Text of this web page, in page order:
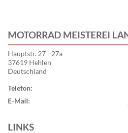
MOTORRAD MEISTEREI
Hauptstr. 27 - 27a
37619 Hehlen
Deutschland
Telefon:
E-Mail:
LINKS